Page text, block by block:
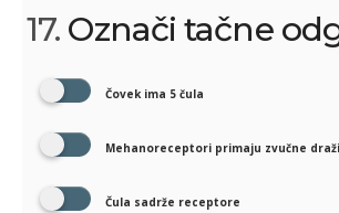
17. Označi tačne
Čovek ima 5 čula
Mehanoreceptori primaju zvučne draži
Čula sadrže receptore